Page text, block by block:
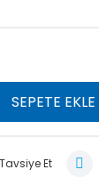
SEPETE EKLE
Tavsiye Et